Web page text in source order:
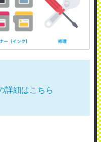
詳細はこちら